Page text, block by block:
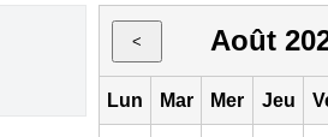
< Août
Lun Mar Mer Jeu